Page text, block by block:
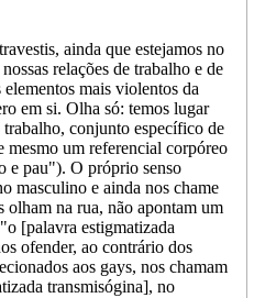
ainda que estejamos no
relações de trabalho e de
elementos mais violentos da
em si. Olha só: temos lugar
conjunto específico de
mesmo um referencial corpóreo
e pau"). O próprio senso
masculino e ainda nos chame
olham na rua, não apontam um
[palavra estigmatizada
ofender, ao contrário dos
aos gays, nos chamam
transmisógina], no